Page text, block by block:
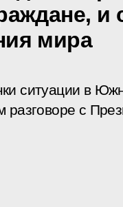
и
мира
ситуации в
разговоре с